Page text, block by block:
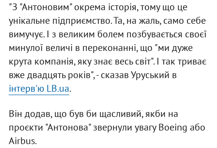
"З "Антоновим" окрема історія, тому що це
унікальне підприємство. Та, на жаль, само себе
вимучує. І з великим болем позбувається своєї
минулої величі в переконанні, що "ми дуже
крута компанія, яку знає весь світ". І так триває
вже двадцять років", - сказав Уруський в
інтерв'ю LB.ua.
Він додав, що був би щасливий, якби на
проєкти "Антонова" звернули увагу Boeing або
Airbus.